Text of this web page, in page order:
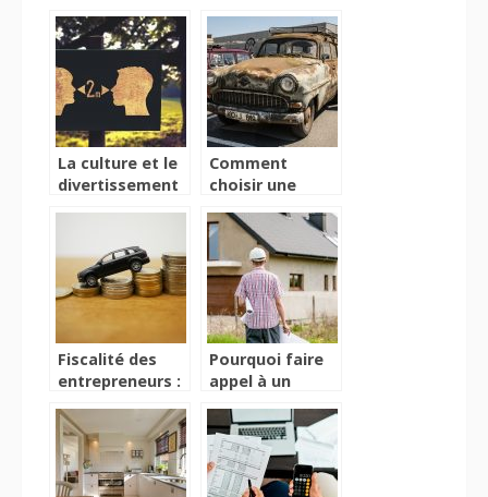
La culture et le
divertissement
Comment
choisir une
son premier
véhicule ?
Fiscalité des
entrepreneurs :
privilégier
l’achat d’une
voiture neuve ?
Pourquoi faire
appel à un